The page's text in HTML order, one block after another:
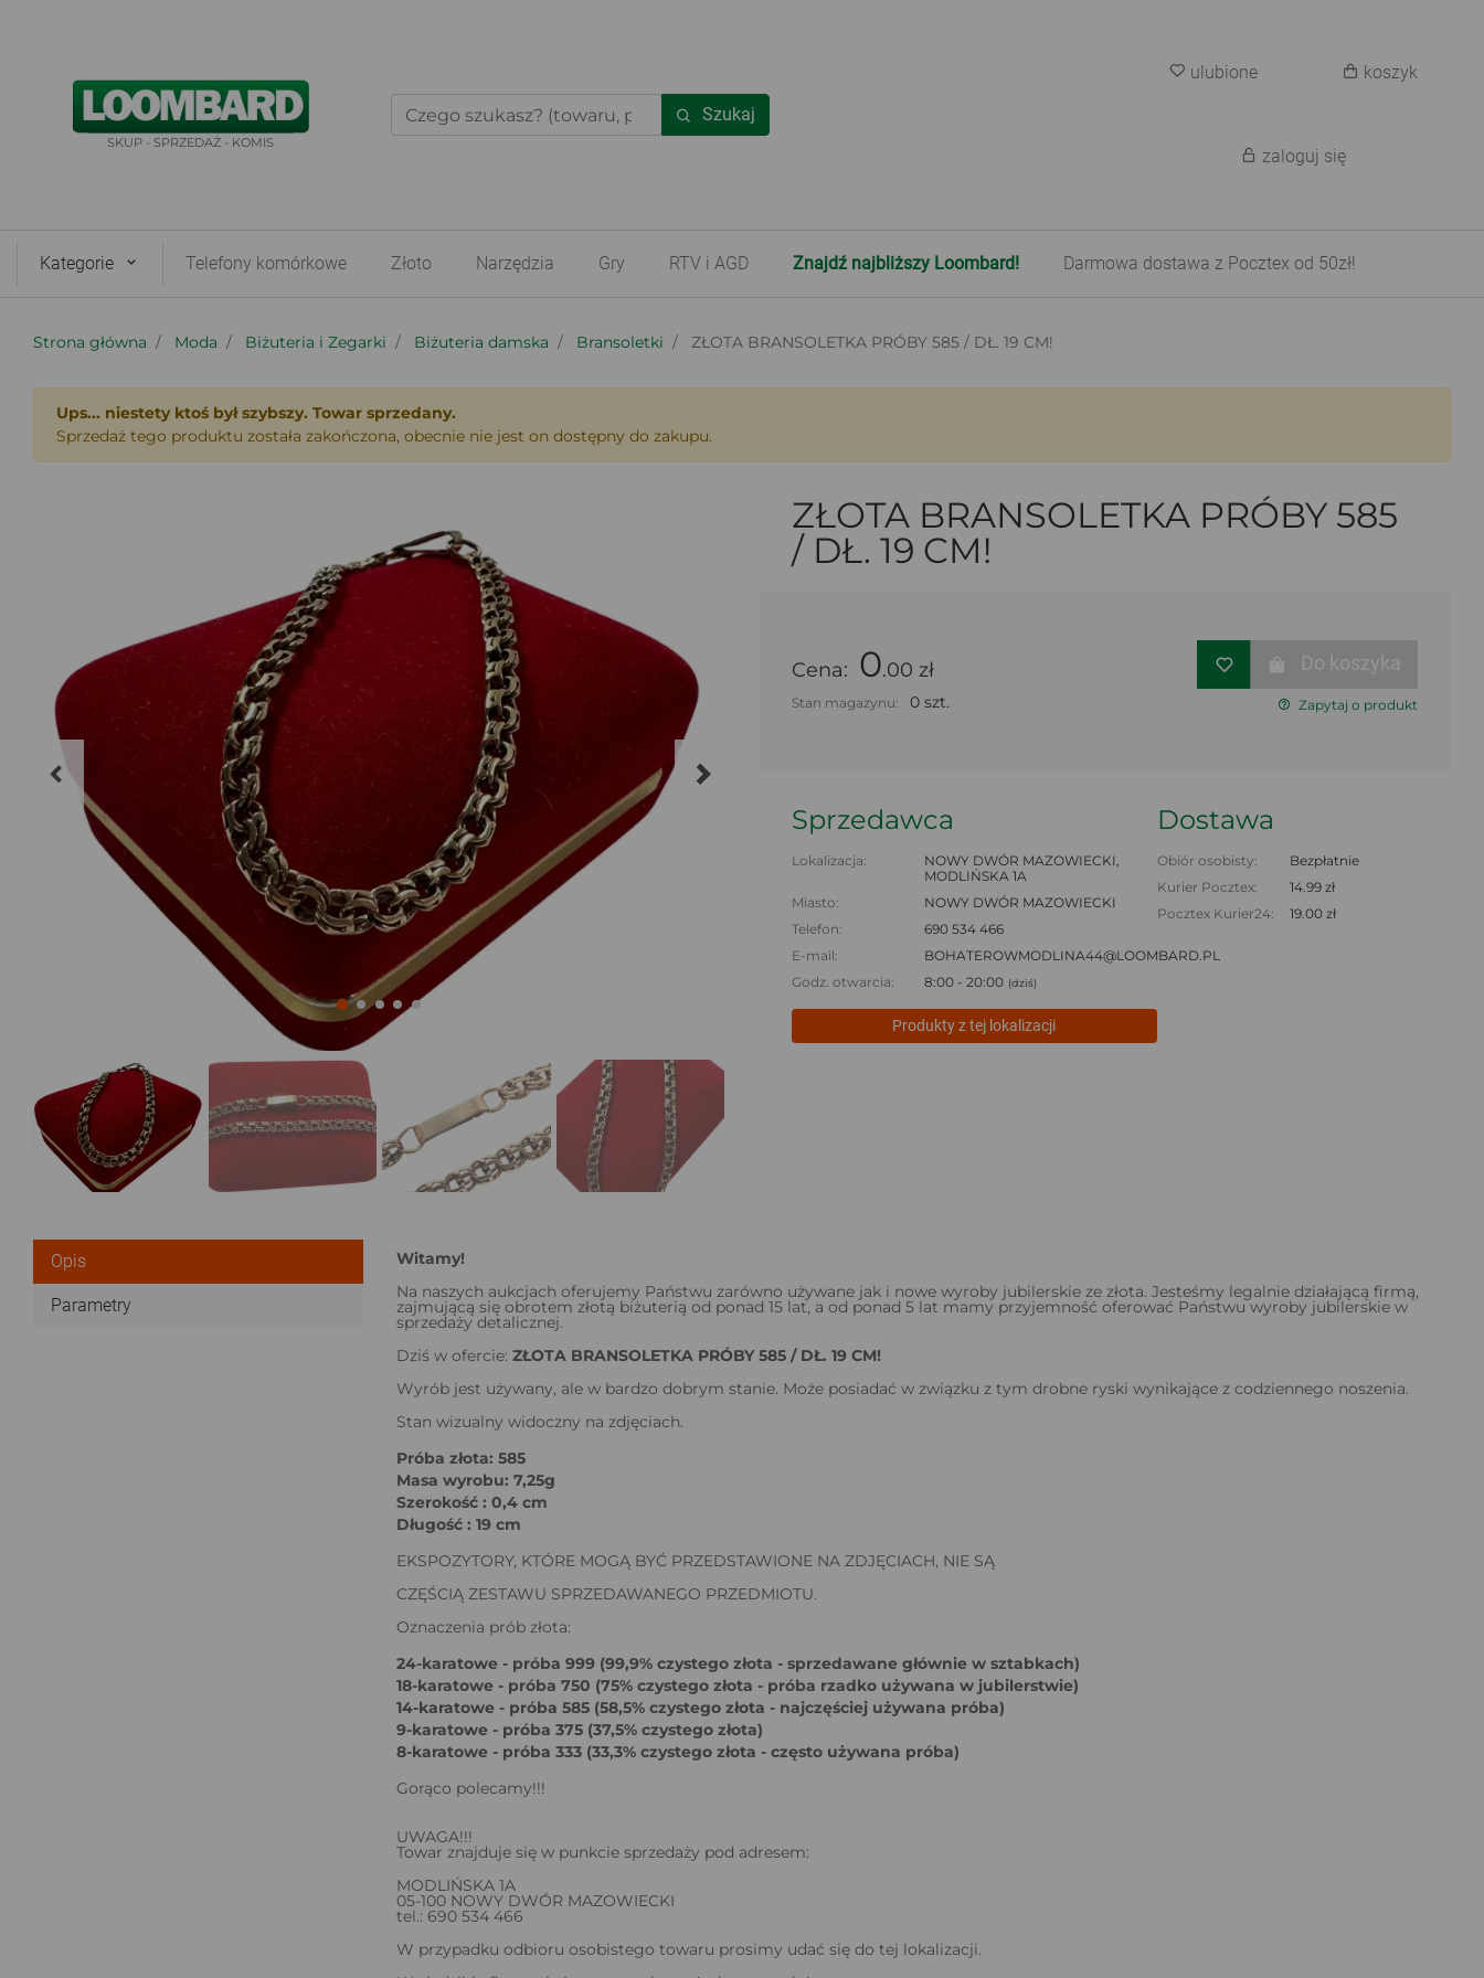
SKUP - SPRZEDAŻ - KOMIS
Szukaj
ulubione koszyk
zaloguj się
Kategorie Telefony komórkowe Złoto Narzędzia Gry RTV i AGD Znajdź najbliższy Loombard! Darmowa dostawa z Pocztex od 50zł!
Strona główna Moda Biżuteria i Zegarki Biżuteria damska Bransoletki ZŁOTA BRANSOLETKA PRÓBY 585 / DŁ. 19 CM!
Ups... niestety ktoś był szybszy. Towar sprzedany.
Sprzedaż tego produktu została zakończona, obecnie nie jest on dostępny do zakupu.
ZŁOTA BRANSOLETKA PRÓBY 585
/ DŁ. 19 CM!
Cena: 0.00 zł
Stan magazynu: 0 szt.
Do koszyka
Zapytaj o produkt
Sprzedawca
Lokalizacja:
NOWY DWÓR MAZOWIECKI,
MODLIŃSKA 1A
Miasto:
NOWY DWÓR MAZOWIECKI
Telefon:
690 534 466
E-mail:
BOHATEROWMODLINA44@LOOMBARD.PL
Godz. otwarcia:
8:00 - 20:00 (dziś)
Produkty z tej lokalizacji
Dostawa
Obiór osobisty:
Bezpłatnie
Kurier Pocztex:
14.99 zł
Pocztex Kurier24:
19.00 zł
Opis
Parametry
Witamy!
Na naszych aukcjach oferujemy Państwu zarówno używane jak i nowe wyroby jubilerskie ze złota. Jesteśmy legalnie działającą firmą,
zajmującą się obrotem złotą biżuterią od ponad 15 lat, a od ponad 5 lat mamy przyjemność oferować Państwu wyroby jubilerskie w
sprzedaży detalicznej.
Dziś w ofercie: ZŁOTA BRANSOLETKA PRÓBY 585 / DŁ. 19 CM!
Wyrób jest używany, ale w bardzo dobrym stanie. Może posiadać w związku z tym drobne ryski wynikające z codziennego noszenia.
Stan wizualny widoczny na zdjęciach.
Próba złota: 585
Masa wyrobu: 7,25g
Szerokość : 0,4 cm
Długość : 19 cm
EKSPOZYTORY, KTÓRE MOGĄ BYĆ PRZEDSTAWIONE NA ZDJĘCIACH, NIE SĄ
CZĘŚCIĄ ZESTAWU SPRZEDAWANEGO PRZEDMIOTU.
Oznaczenia prób złota:
24-karatowe - próba 999 (99,9% czystego złota - sprzedawane głównie w sztabkach)
18-karatowe - próba 750 (75% czystego złota - próba rzadko używana w jubilerstwie)
14-karatowe - próba 585 (58,5% czystego złota - najczęściej używana próba)
9-karatowe - próba 375 (37,5% czystego złota)
8-karatowe - próba 333 (33,3% czystego złota - często używana próba)
Gorąco polecamy!!!
UWAGA!!!
Towar znajduje się w punkcie sprzedaży pod adresem:
MODLIŃSKA 1A
05-100 NOWY DWÓR MAZOWIECKI
tel.: 690 534 466
W przypadku odbioru osobistego towaru prosimy udać się do tej lokalizacji.